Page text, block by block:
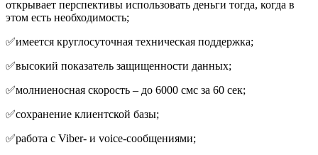
открывает перспективы использовать деньги тогда, когда в
этом есть необходимость;
✅имеется круглосуточная техническая поддержка;
✅высокий показатель защищенности данных;
✅молниеносная скорость – до 6000 смс за 60 сек;
✅сохранение клиентской базы;
✅работа с Viber- и voice-сообщениями;